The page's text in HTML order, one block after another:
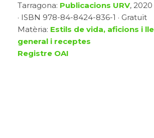
Tarragona: Publicacions URV, 2020
· ISBN 978-84-8424-836-1 · Gratuït
Matèria: Estils de vida, aficions i
general i receptes
Registre OAI